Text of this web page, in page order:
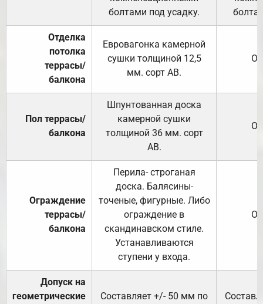
болтами под усадку.
Отделка
потолка
террасы/
балкона
Евровагонка камерной
сушки толщиной 12,5
мм. сорт АВ.
Пол террасы/
балкона
Шпунтованная доска
камерной сушки
толщиной 36 мм. сорт
АВ.
Ограждение
террасы/
балкона
Перила- строганая
доска. Балясины-
точеные, фигурные. Либо
ограждение в
скандинавском стиле.
Устанавливаются
ступени у входа.
Допуск на
геометрические
Составляет +/- 50 мм по